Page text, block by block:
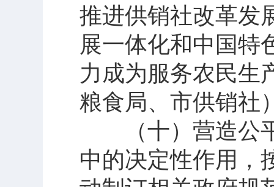
推进供销社改革发
展一体化和中国特
力成为服务农民生
粮食局、市供销社
（十）营造公平
中的决定性作用，